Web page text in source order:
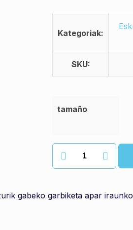
Kategoriak:
SKU:
tamaño
gabeko garbiketa apar